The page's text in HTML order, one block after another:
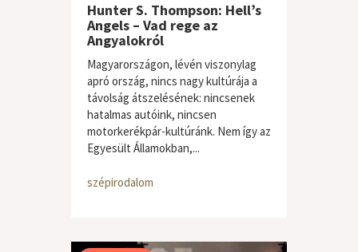
Hunter S. Thompson: Hell’s
Angels – Vad rege az
Angyalokról
Magyarországon, lévén viszonylag
apró ország, nincs nagy kultúrája a
távolság átszelésének: nincsenek
hatalmas autóink, nincsen
motorkerékpár-kultúránk. Nem így az
Egyesült Államokban,...
szépirodalom